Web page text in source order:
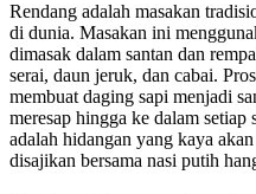
Rendang adalah masakan
di dunia. Masakan ini
dimasak dalam santan dan
serai, daun jeruk, dan cabai.
membuat daging sapi menjadi
meresap hingga ke dalam
adalah hidangan yang kaya
disajikan bersama nasi putih